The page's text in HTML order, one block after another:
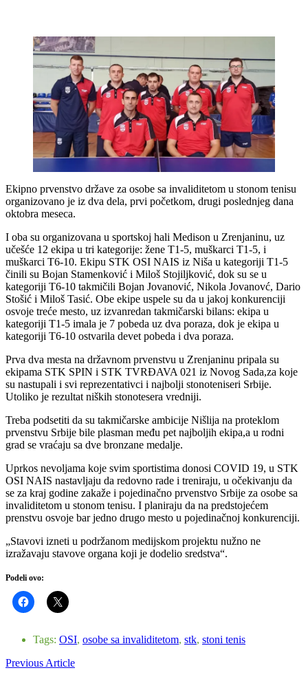
Ekipno prvenstvo države za osobe sa invaliditetom u stonom tenisu
organizovano je iz dva dela, prvi početkom, drugi poslednjeg dana
oktobra meseca.
I oba su organizovana u sportskoj hali Medison u Zrenjaninu, uz
učešće 12 ekipa u tri kategorije: žene T1-5, muškarci T1-5, i
muškarci T6-10. Ekipu STK OSI NAIS iz Niša u kategoriji T1-5
činili su Bojan Stamenković i Miloš Stojiljković, dok su se u
kategoriji T6-10 takmičili Bojan Jovanović, Nikola Jovanovć, Dario
Stošić i Miloš Tasić. Obe ekipe uspele su da u jakoj konkurenciji
osvoje treće mesto, uz izvanredan takmičarski bilans: ekipa u
kategoriji T1-5 imala je 7 pobeda uz dva poraza, dok je ekipa u
kategoriji T6-10 ostvarila devet pobeda i dva poraza.
Prva dva mesta na državnom prvenstvu u Zrenjaninu pripala su
ekipama STK SPIN i STK TVRĐAVA 021 iz Novog Sada,za koje
su nastupali i svi reprezentativci i najbolji stonoteniseri Srbije.
Utoliko je rezultat niških stonotesera vredniji.
Treba podsetiti da su takmičarske ambicije Nišlija na proteklom
prvenstvu Srbije bile plasman među pet najboljih ekipa,a u rodni
grad se vraćaju sa dve bronzane medalje.
Uprkos nevoljama koje svim sportistima donosi COVID 19, u STK
OSI NAIS nastavljaju da redovno rade i treniraju, u očekivanju da
se za kraj godine zakaže i pojedinačno prvenstvo Srbije za osobe sa
invaliditetom u stonom tenisu. I planiraju da na predstojećem
prenstvu osvoje bar jedno drugo mesto u pojedinačnoj konkurenciji.
„Stavovi izneti u podržanom medijskom projektu nužno ne
izražavaju stavove organa koji je dodelio sredstva“.
Podeli ovo:
Tags: OSI, osobe sa invaliditetom, stk, stoni tenis
Previous Article